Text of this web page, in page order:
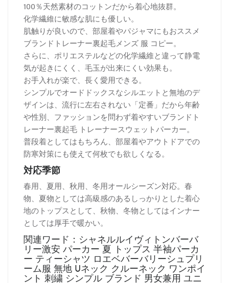
100％天然素材のコットンだから着心地抜群。
化学繊維に敏感な肌にも優しい。
肌触りが良いので、部屋着やパジャマにもおススメ
ブランドトレーナー裏起毛メンズ 服 コピー。
さらに、ポリエステルなどの化学繊維と違って静電
気が起きにくく、毛玉が出来にくい効果も。
お手入れが楽で、長く愛用できる。
シンプルでオードドックスなシルエットと無地のデ
ザインは、流行に左右されない「定番」だから年齢
や性別、ファッションを問わず着やすいブランドト
レーナー裏起毛 トレーナースウェットパーカー。
普段着としてはもちろん、部屋着やアウトドアでの
防寒対策にも使えて何枚でも欲しくなる。
対応季節
春用、夏用、秋用、冬用オールシーズン対応。春
物、夏物としては高級感のあるしっかりとした着心
地のトップスとして、秋物、冬物としてはインナー
としては厚手で暖かい。
関連ワード：シャネルルイヴィトンバーバ
リー激安 パーカー 夏 トップス 半袖パーカ
ー ティーシャツ ロエベバーバリーシュプリ
ーム服 無地 Uネック クルーネック ワンポイ
ント 刺繍 シンプル ブランド 男女兼用 ユニ